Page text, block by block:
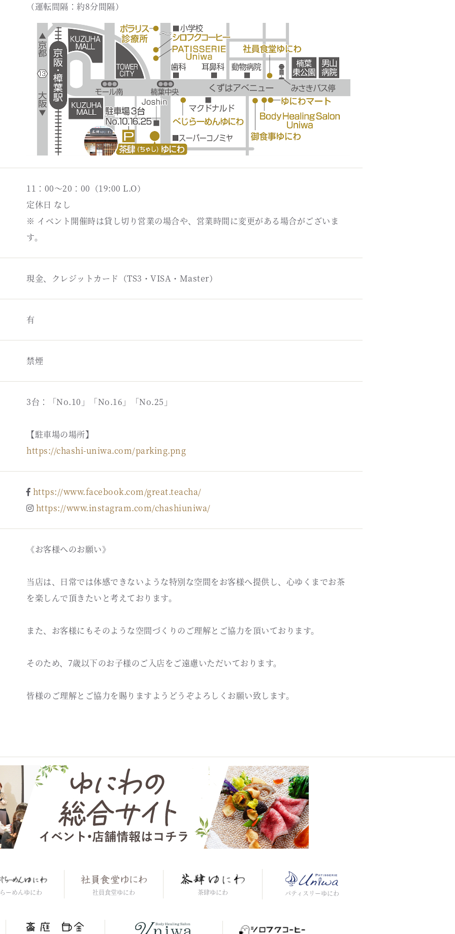
（運転間隔：約8分間隔）
11：00～20：00（19:00 L.O）
定休日 なし
※ イベント開催時は貸し切り営業の場合や、営業時間に変更がある場合がございま
す。
現金、クレジットカード（TS3・VISA・Master）
有
禁煙
3台：「No.10」「No.16」「No.25」
【駐車場の場所】
https://chashi-uniwa.com/parking.png
https://www.facebook.com/great.teacha/
https://www.instagram.com/chashiuniwa/
《お客様へのお願い》
当店は、日常では体感できないような特別な空間をお客様へ提供し、心ゆくまでお茶
を楽しんで頂きたいと考えております。
また、お客様にもそのような空間づくりのご理解とご協力を頂いております。
そのため、7歳以下のお子様のご入店をご遠慮いただいております。
皆様のご理解とご協力を賜りますようどうぞよろしくお願い致します。
ーめんゆにわ 社員食堂ゆにわ 茶肆ゆにわ パティスリーゆにわ